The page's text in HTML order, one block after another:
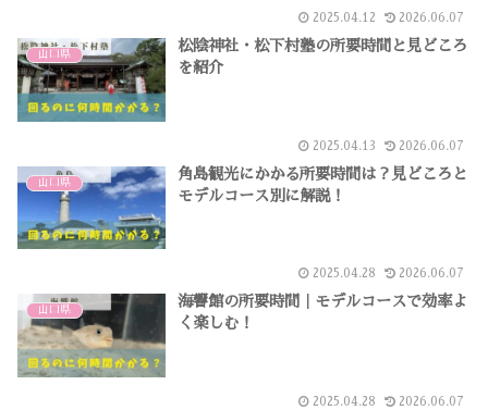
2025.04.12 2026.06.07
山口県
松陰神社・松下村塾の所要時間と見どころ
を紹介
2025.04.13 2026.06.07
山口県
角島観光にかかる所要時間は？見どころと
モデルコース別に解説！
2025.04.28 2026.06.07
山口県
海響館の所要時間｜モデルコースで効率よ
く楽しむ！
2025.04.28 2026.06.07